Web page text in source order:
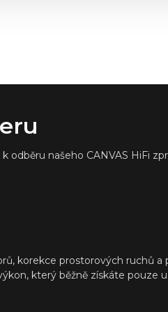
našeho CANVAS HiFi
korekce prostorových ruchů a
který běžně získáte pouze u